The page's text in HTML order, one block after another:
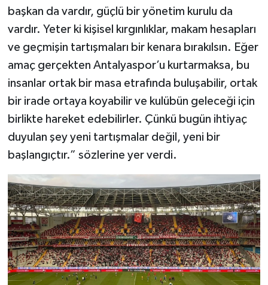
başkan da vardır, güçlü bir yönetim kurulu da
vardır. Yeter ki kişisel kırgınlıklar, makam hesapları
ve geçmişin tartışmaları bir kenara bırakılsın. Eğer
amaç gerçekten Antalyaspor’u kurtarmaksa, bu
insanlar ortak bir masa etrafında buluşabilir, ortak
bir irade ortaya koyabilir ve kulübün geleceği için
birlikte hareket edebilirler. Çünkü bugün ihtiyaç
duyulan şey yeni tartışmalar değil, yeni bir
başlangıçtır.” sözlerine yer verdi.